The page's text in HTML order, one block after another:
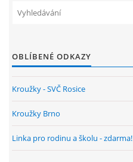
ŠKOLNÍ DRUŽINA
ŠKOLNÍ JÍDELNA
ARCHIV
OBLÍBENÉ ODKAZY
Kroužky - SVČ Rosice
Kroužky Brno
Linka pro rodinu a školu - zdarma!